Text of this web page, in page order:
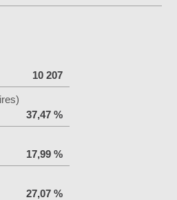
10 207
37,47 %
17,99 %
27,07 %